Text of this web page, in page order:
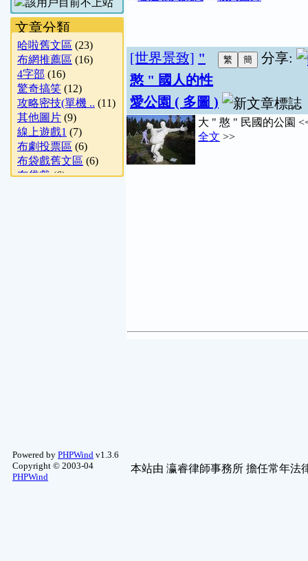
文章分類
哈啦舊文區 (23)
布網推薦區 (16)
4字部 (16)
驚奇搞笑 (12)
攻略密技(單機 .. (11)
其他圖片 (9)
線上遊戲1 (7)
布劇投票區 (6)
布袋戲舊文區 (6)
布袋戲(6)
分享:
[世界景致] "
憨 " 國人的性
愛公園 ( 多圖 )
大 " 憨 " 民國的公園
全文 >>
Powered by PHPWind v1.3.6
Copyright © 2003-04
PHPWind
本站由 瀛睿律師事務所 擔任常年法